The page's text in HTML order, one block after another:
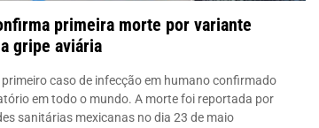
primeira morte por variante
gripe aviária
primeiro caso de infecção em humano confirmado
em todo o mundo. A morte foi reportada por
sanitárias mexicanas no dia 23 de maio